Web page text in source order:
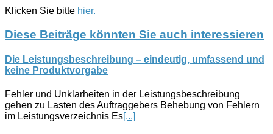
Klicken Sie bitte hier.
Diese Beiträge könnten Sie auch interessieren
Die Leistungsbeschreibung – eindeutig, umfassend und
keine Produktvorgabe
Fehler und Unklarheiten in der Leistungsbeschreibung
gehen zu Lasten des Auftraggebers Behebung von Fehlern
im Leistungsverzeichnis Es[...]